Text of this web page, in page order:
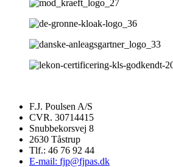
F.J. Poulsen A/S
CVR. 30714415
Snubbekorsvej 8
2630 Tåstrup
Tlf.: 46 76 92 44
E-mail: fjp@fjpas.dk